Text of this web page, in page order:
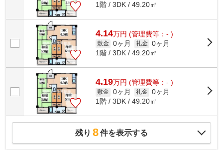
1階 / 3DK / 49.20㎡
4.14万円 (管理費等：- )
敷金 0ヶ月 礼金 0ヶ月
1階 / 3DK / 49.20㎡
4.19万円 (管理費等：- )
敷金 0ヶ月 礼金 0ヶ月
1階 / 3DK / 49.20㎡
残り 8件を表示する